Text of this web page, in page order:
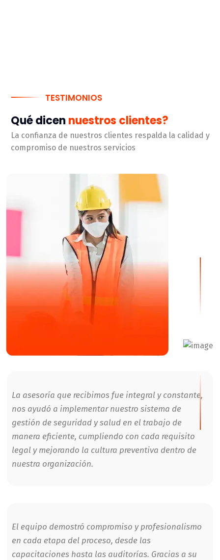
TESTIMONIOS
Qué dicen nuestros clientes?
La confianza de nuestros clientes respalda la calidad y
compromiso de nuestros servicios
La asesoría que recibimos fue integral y constante,
nos ayudó a implementar nuestro sistema de
gestión de seguridad y salud en el trabajo de
manera eficiente, cumpliendo con cada requisito
legal y mejorando la cultura preventiva dentro de
nuestra organización.
El equipo demostró compromiso y profesionalismo
en cada etapa del proceso, desde las
capacitaciones hasta las auditorías. Gracias a su